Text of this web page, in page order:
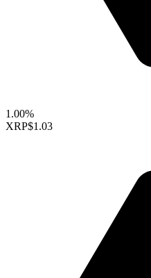
1.00%
XRP$1.03